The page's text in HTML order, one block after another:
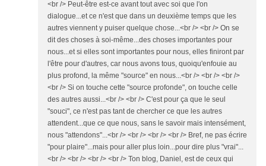
<br /> Peut-être est-ce avant tout avec soi que l'on
dialogue...et ce n'est que dans un deuxième temps que les
autres viennent y puiser quelque chose...<br /> <br /> On se
dit des choses à soi-même...des choses importantes pour
nous...et si elles sont importantes pour nous, elles finiront par
l'être pour d'autres, car nous avons tous, quoiqu'enfouie au
plus profond, la même "source" en nous...<br /> <br /> <br />
<br /> Si on touche cette "source profonde", on touche celle
des autres aussi...<br /> <br /> C'est pour ça que le seul
"souci", ce n'est pas tant de chercher ce que les autres
attendent...que ce que nous, sans le savoir mais intensément,
nous "attendons"...<br /> <br /> <br /> <br /> Bref, ne pas écrire
"pour plaire"...mais pour aller plus loin...pour dire plus "vrai"...
<br /> <br /> <br /> <br /> Ton blog, Daniel, est de ceux qui